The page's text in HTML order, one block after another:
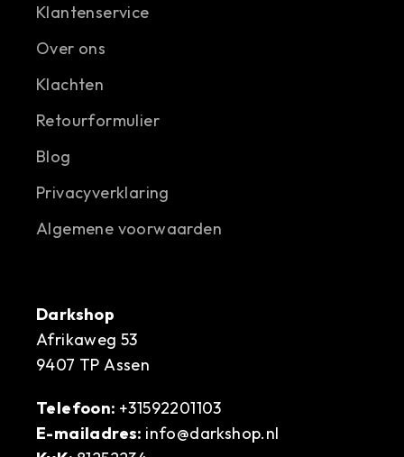
Klantenservice
Over ons
Klachten
Retourformulier
Blog
Privacyverklaring
Algemene voorwaarden
Darkshop
Afrikaweg 53
9407 TP Assen
Telefoon: +31592201103
E-mailadres: info@darkshop.nl